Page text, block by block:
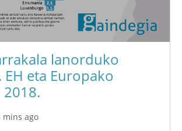
lanorduko
eta Europako
2018.
mins ago